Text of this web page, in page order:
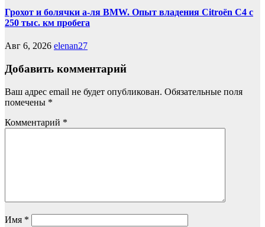
Грохот и болячки а-ля BMW. Опыт владения Citroёn C4 с
250 тыс. км пробега
Авг 6, 2026 elenan27
Добавить комментарий
Ваш адрес email не будет опубликован. Обязательные поля
помечены *
Комментарий *
Имя *